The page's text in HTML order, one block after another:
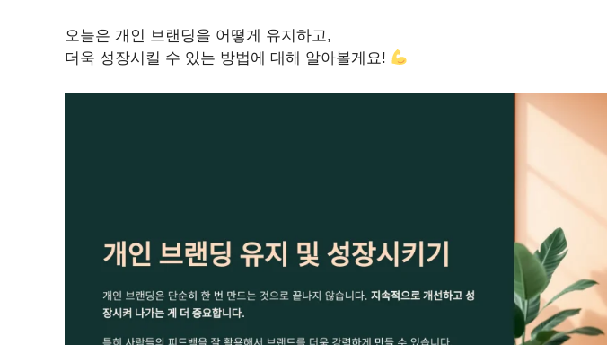
오늘은 개인 브랜딩을 어떻게 유지하고,
더욱 성장시킬 수 있는 방법에 대해 알아볼게요!